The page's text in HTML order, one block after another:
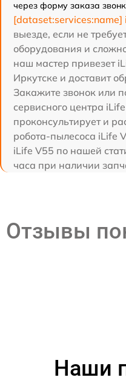
через форму заказа
[dataset:services:name]
выезде, если не
оборудования и
наш мастер привезет
Иркутске и доставит
Закажите звонок или
сервисного центра
проконсультирует и
робота-пылесоса iLife
iLife V55 по нашей
часа при наличии
Отзывы
Наши